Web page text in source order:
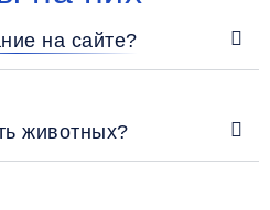
на сайте?
животных?